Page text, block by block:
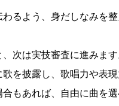
わるよう、身だしなみを
次は実技審査に進みます
を披露し、歌唱力や表現
もあれば、自由に曲を選